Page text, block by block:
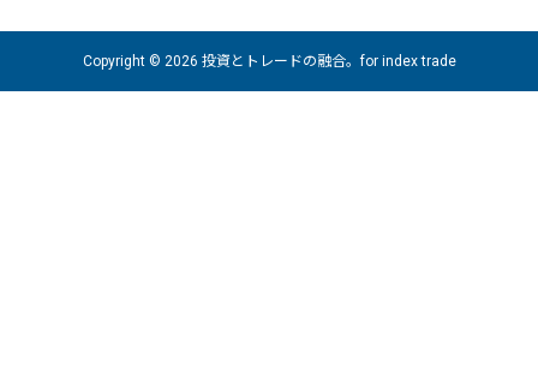
Copyright © 2026 投資とトレードの融合。for index trade